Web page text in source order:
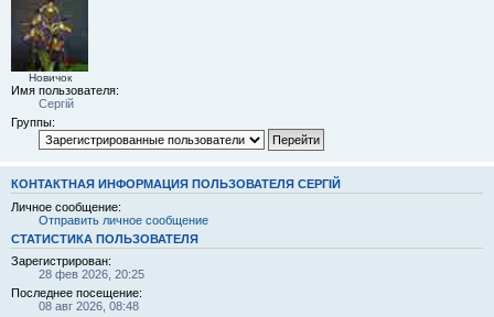
Новичок
Имя пользователя:
Сергій
Группы:
КОНТАКТНАЯ ИНФОРМАЦИЯ ПОЛЬЗОВАТЕЛЯ СЕРГІЙ
Личное сообщение:
Отправить личное сообщение
СТАТИСТИКА ПОЛЬЗОВАТЕЛЯ
Зарегистрирован:
28 фев 2026, 20:25
Последнее посещение:
08 авг 2026, 08:48